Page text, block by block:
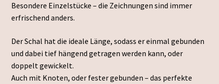
Besondere Einzelstücke – die Zeichnungen sind immer
erfrischend anders.
Der Schal hat die ideale Länge, sodass er einmal gebunden
und dabei tief hängend getragen werden kann, oder
doppelt gewickelt.
Auch mit Knoten, oder fester gebunden – das perfekte